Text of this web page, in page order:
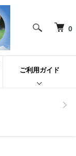
0
ご利用ガイド